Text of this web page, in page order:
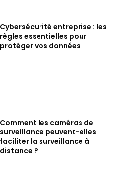
Cybersécurité entreprise : les
règles essentielles pour
protéger vos données
Comment les caméras de
surveillance peuvent-elles
faciliter la surveillance à
distance ?